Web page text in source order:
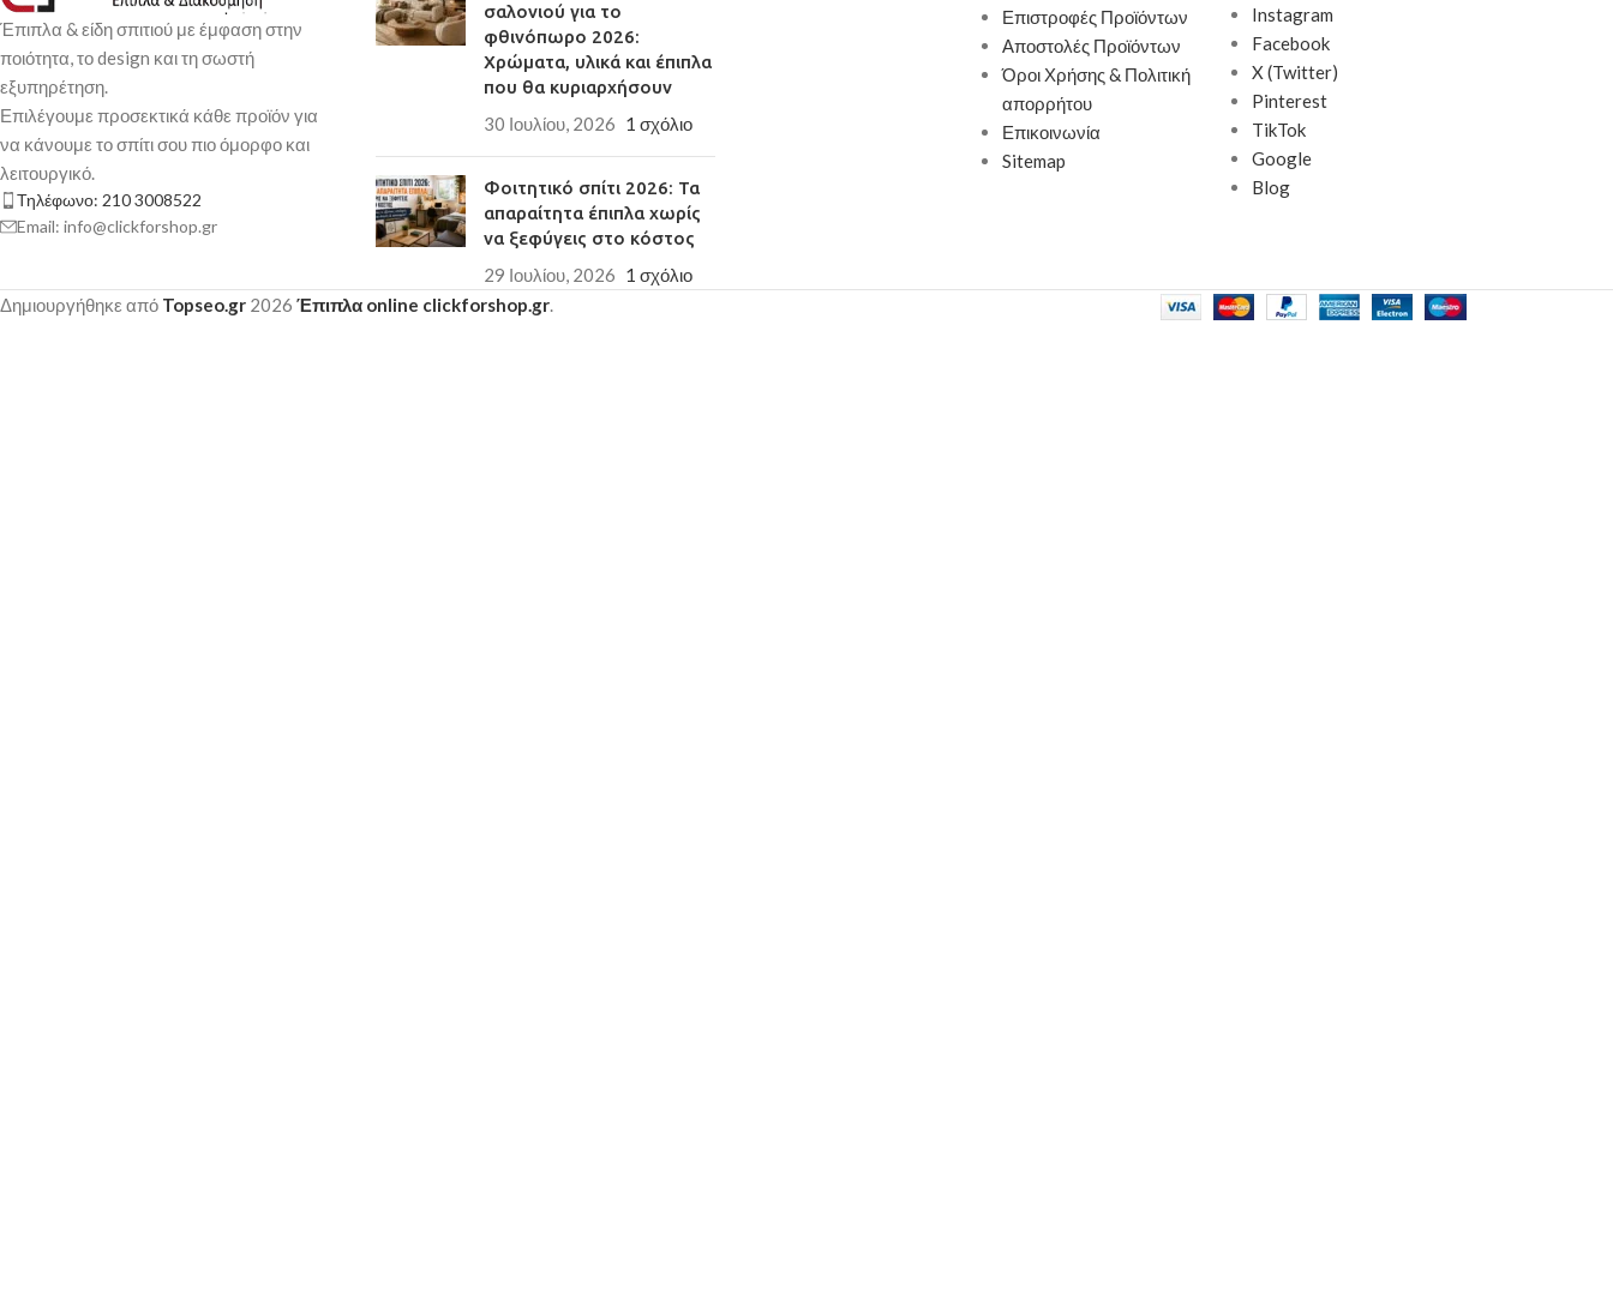
Έπιπλα & είδη σπιτιού με έμφαση στην
ποιότητα, το design και τη σωστή
εξυπηρέτηση.
Επιλέγουμε προσεκτικά κάθε προϊόν για
να κάνουμε το σπίτι σου πιο όμορφο και
λειτουργικό.
Τηλέφωνο: 210 3008522
Email: info@clickforshop.gr
σαλονιού για το
φθινόπωρο 2026:
Χρώματα, υλικά και έπιπλα
που θα κυριαρχήσουν
30 Ιουλίου, 2026 1 σχόλιο
Φοιτητικό σπίτι 2026: Τα
απαραίτητα έπιπλα χωρίς
να ξεφύγεις στο κόστος
29 Ιουλίου, 2026 1 σχόλιο
Επιστροφές Προϊόντων
Αποστολές Προϊόντων
Όροι Χρήσης & Πολιτική
απορρήτου
Επικοινωνία
Sitemap
Instagram
Facebook
X (Twitter)
Pinterest
TikTok
Google
Blog
Δημιουργήθηκε από Topseo.gr 2026 Έπιπλα online clickforshop.gr.